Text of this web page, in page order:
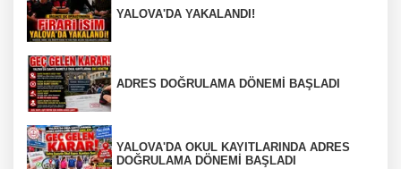
YALOVA'DA YAKALANDI!
ADRES DOĞRULAMA DÖNEMİ BAŞLADI
YALOVA'DA OKUL KAYITLARINDA ADRES
DOĞRULAMA DÖNEMİ BAŞLADI